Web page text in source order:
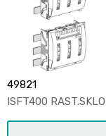
49821
ISFT400